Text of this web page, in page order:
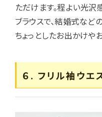
ただけます。程よい光沢
ブラウスで、結婚式など
ちょっとしたお出かけや
６. フリル袖ウエ